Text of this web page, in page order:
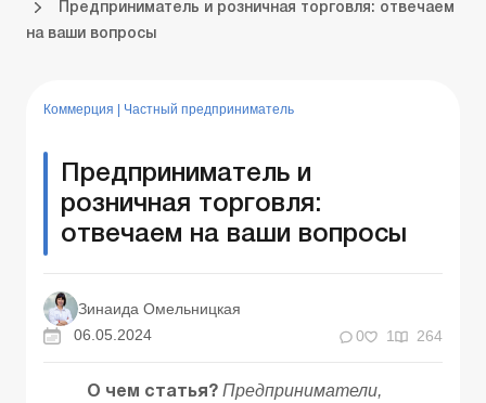
Предприниматель и розничная торговля: отвечаем
на ваши вопросы
Коммерция Частный предприниматель
Предприниматель и
розничная торговля:
отвечаем на ваши вопросы
Зинаида Омельницкая
06.05.2024
0 1 264
О чем статья? Предприниматели,